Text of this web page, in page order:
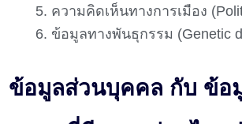
ความคิดเห็นทางการเมือง
ข้อมูลทางพันธุกรรม (Genetic
ข้อมูลส่วนบุคคล กับ ข้อ